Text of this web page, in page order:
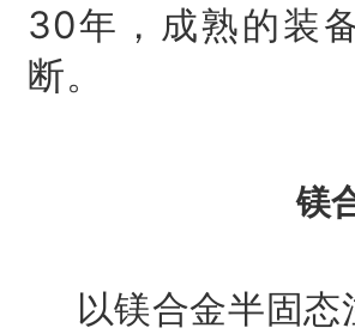
30年，成熟的装
断。
镁
以镁合金半固态